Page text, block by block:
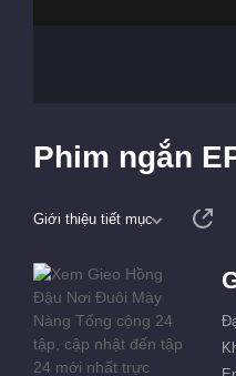
Phim ngắn
Giới thiệu tiết mục